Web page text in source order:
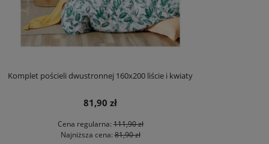
Komplet pościeli dwustronnej 160x200 liście i kwiaty
81,90 zł
Cena regularna:111,90 zł
Najniższa cena:81,90 zł